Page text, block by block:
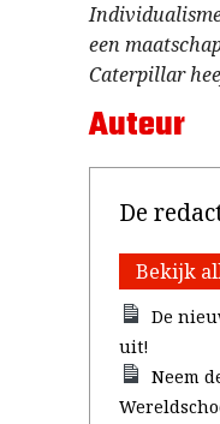
een
Caterpillar
Auteur
De
Bekijk
De
uit!
Neem